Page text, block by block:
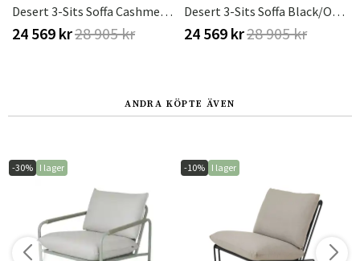
Desert 3-Sits Soffa Cashmere/Off-White
24 569 kr28 905 kr
Desert 3-Sits Soffa Black/Off-White
24 569 kr28 905 kr
ANDRA KÖPTE ÄVEN
-30% I lager -10% I lager